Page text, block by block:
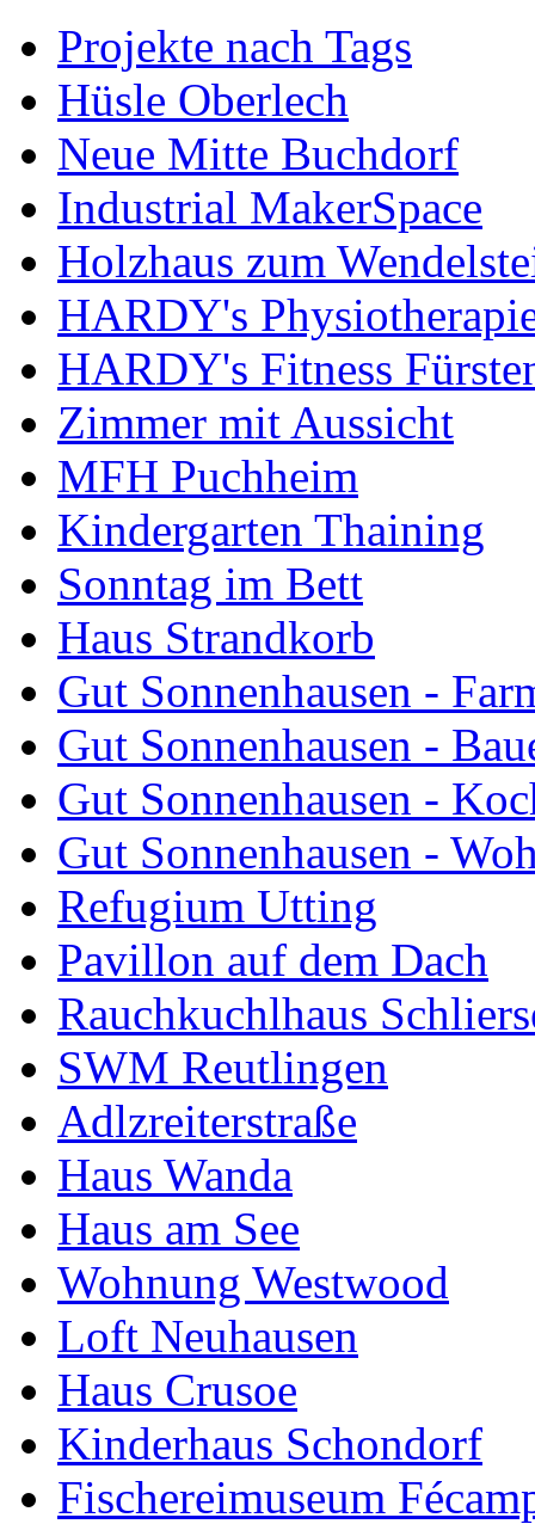
Projekte nach Tags
Hüsle Oberlech
Neue Mitte Buchdorf
Industrial MakerSpace
Holzhaus zum
HARDY's
HARDY's Fitness
Zimmer mit Aussicht
MFH Puchheim
Kindergarten Thaining
Sonntag im Bett
Haus Strandkorb
Gut Sonnenhausen -
Gut Sonnenhausen -
Gut Sonnenhausen -
Gut Sonnenhausen -
Refugium Utting
Pavillon auf dem Dach
Rauchkuchlhaus
SWM Reutlingen
Adlzreiterstraße
Haus Wanda
Haus am See
Wohnung Westwood
Loft Neuhausen
Haus Crusoe
Kinderhaus Schondorf
Fischereimuseum